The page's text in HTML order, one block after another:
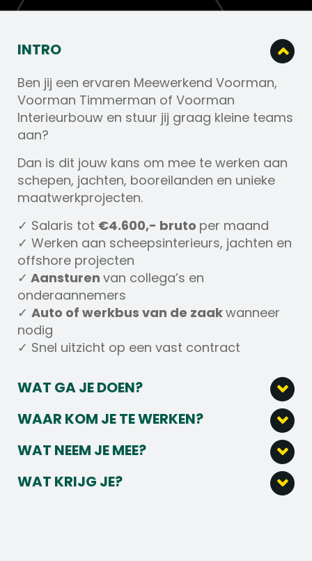
INTRO
Ben jij een ervaren Meewerkend Voorman,
Voorman Timmerman of Voorman
Interieurbouw en stuur jij graag kleine teams
aan?
Dan is dit jouw kans om mee te werken aan
schepen, jachten, booreilanden en unieke
maatwerkprojecten.
✓ Salaris tot €4.600,- bruto per maand
✓ Werken aan scheepsinterieurs, jachten en
offshore projecten
✓ Aansturen van collega’s en
onderaannemers
✓ Auto of werkbus van de zaakwanneer
nodig
✓ Snel uitzicht op een vast contract
WAT GA JE DOEN?
ben jij verantwoordelijk voor het goed laten
verlopen van projecten. Je werkt zelf mee,
stuurt collega’s en onderaannemers aan en
bewaakt de kwaliteit op locatie.
WAAR KOM JE TE WERKEN?
bedrijf in interieurbouw en timmerwerk voor
schepen, jachten, offshore projecten en
maatwerk op het land. Als meewerkend
WAT NEEM JE MEE?
Voorman Timmerman, Interieurbouwer of
WAT KRIJG JE?